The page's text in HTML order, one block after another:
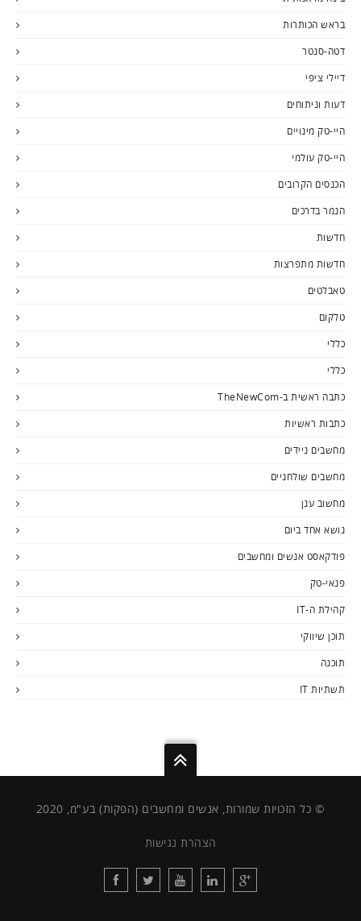
בראש הכותרות
דטה-סנטר
דיילי ציפי
דעות וניתוחים
היי-טק מינויים
היי-טק עולמי
הכנסים הקרובים
הנמר בדרכים
חדשות
חדשות מתפרצות
טאבלטים
טלקום
כללי
כללי
כתבה ראשית ב-TheNewCom
כתבות ראשיות
מחשבים ניידים
מחשבים שולחניים
מחשוב ענן
נושא אחד ביום
פודקאסט אנשים ומחשבים
פנאי-טק
קהילת ה-IT
תוכן שיווקי
תוכנה
תשתיות IT
© כל הזכויות שמורות, אנשים ומחשבים (הפקות) בע"מ, 2020
הצהרת נגישות